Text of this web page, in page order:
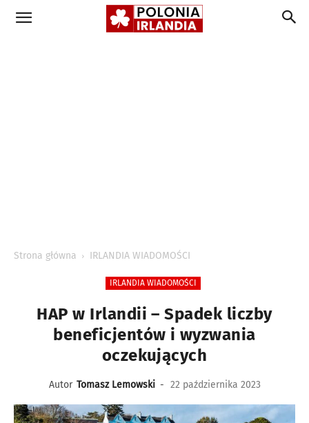
Strona główna IRLANDIA WIADOMOŚCI
IRLANDIA WIADOMOŚCI
HAP w Irlandii – Spadek liczby
beneficjentów i wyzwania
oczekujących
Autor Tomasz Lemowski - 22 października 2023